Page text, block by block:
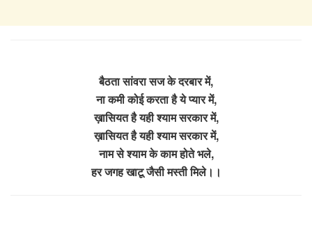
बैठता सांवरा सज के दरबार में,
ना कमी कोई करता है ये प्यार में,
ख़ासियत है यही श्याम सरकार में,
ख़ासियत है यही श्याम सरकार में,
नाम से श्याम के काम होते भले,
हर जगह खाटू जैसी मस्ती मिले।।